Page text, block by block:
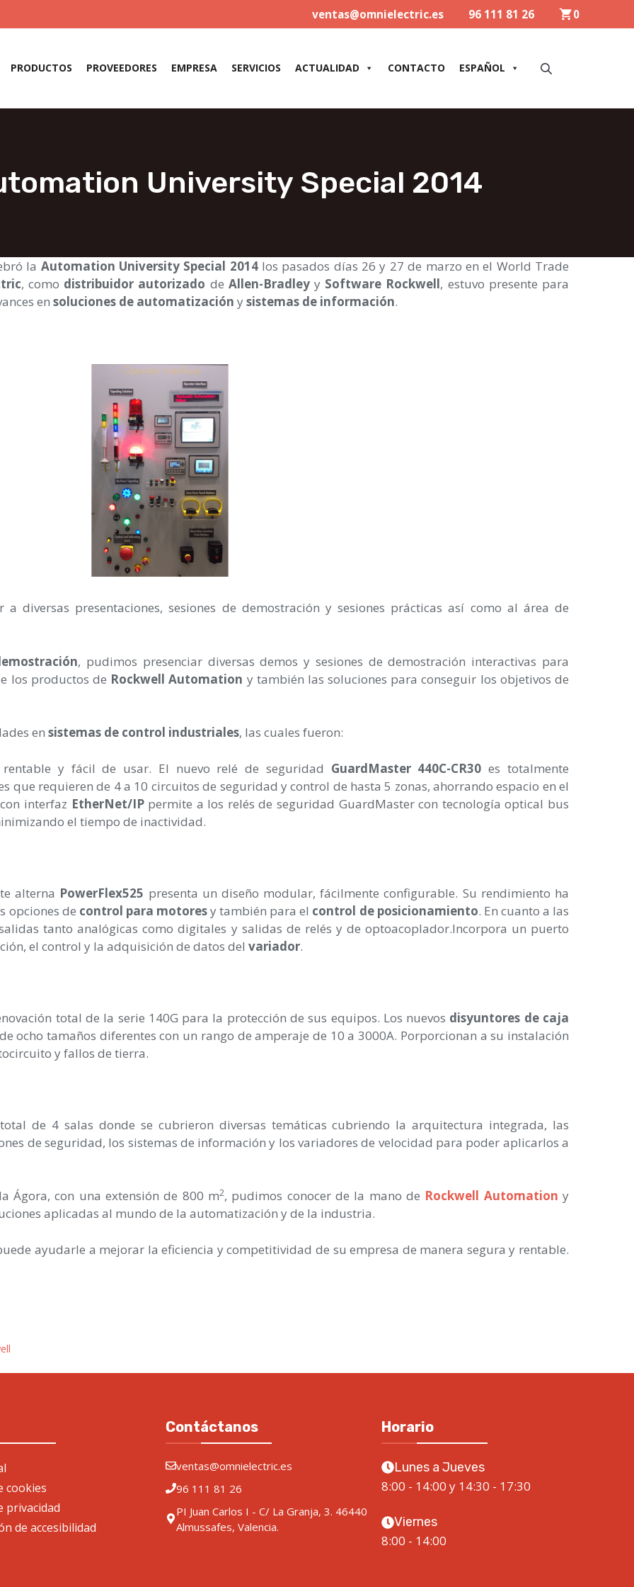
ventas@omnielectric.es 96 111 81 26 0
PRODUCTOS PROVEEDORES EMPRESA SERVICIOS ACTUALIDAD CONTACTO ESPAÑOL
University Special 2014
la Automation University Special 2014los pasados días 26 y 27 de marzo en el World Trade
, como distribuidor autorizado de Allen-Bradleyy Software Rockwell, estuvo presente para
en soluciones de automatización ysistemas de información.
diversas presentaciones, sesiones de demostración y sesiones prácticas así como al área de
, pudimos presenciar diversas demos y sesiones de demostración interactivas para
los productos de Rockwell Automation y también las soluciones para conseguir los objetivos de
en sistemas de control industriales, las cuales fueron:
y fácil de usar. El nuevo relé de seguridad GuardMaster 440C-CR30 es totalmente
que requieren de 4 a 10 circuitos de seguridad y control de hasta 5 zonas, ahorrando espacio en el
interfaz EtherNet/IPpermite a los relés de seguridad GuardMaster con tecnología optical bus
el tiempo de inactividad.
alterna PowerFlex525 presenta un diseño modular, fácilmente configurable. Su rendimiento ha
opciones de control para motoresy también para el control de posicionamiento. En cuanto a las
tanto analógicas como digitales y salidas de relés y de optoacoplador.Incorpora un puerto
el control y la adquisición de datos del variador.
total de la serie 140G para la protección de sus equipos. Los nuevos disyuntores de caja
ocho tamaños diferentes con un rango de amperaje de 10 a 3000A. Porporcionan a su instalación
y fallos de tierra.
de 4 salas donde se cubrieron diversas temáticas cubriendo la arquitectura integrada, las
de seguridad, los sistemas de información y los variadores de velocidad para poder aplicarlos a
Ágora, con una extensión de 800 m2, pudimos conocer de la mano de Rockwell Automation y
aplicadas al mundo de la automatización y de la industria.
ayudarle a mejorar la eficiencia y competitividad de su empresa de manera segura y rentable.
cookies
privacidad
de accesibilidad
Contáctanos
ventas@omnielectric.es
96 111 81 26
PI Juan Carlos I - C/ La Granja, 3. 46440
Almussafes, Valencia.
Horario
Lunes a Jueves
8:00 - 14:00 y 14:30 - 17:30
Viernes
8:00 - 14:00